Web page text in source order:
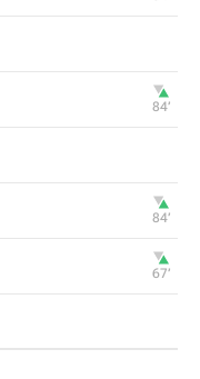
84‎’‎
84‎’‎
67‎’‎